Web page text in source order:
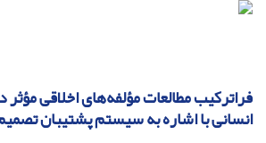
فراترکیب مطالعات مؤلفه‌های اخلاقی
انسانی با اشاره به سیستم پشتیبان